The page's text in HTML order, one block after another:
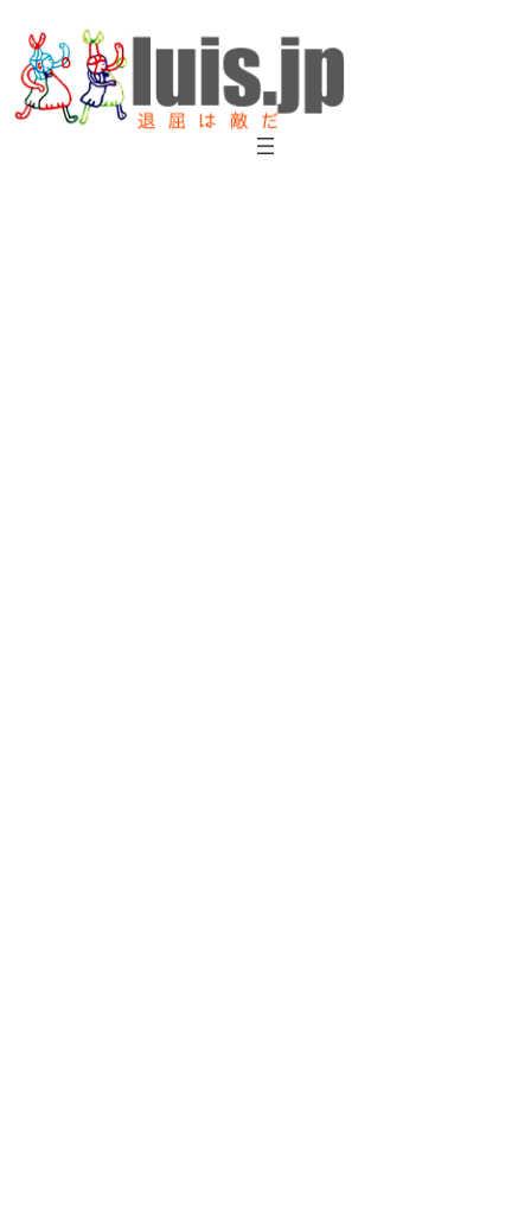
内
容
を